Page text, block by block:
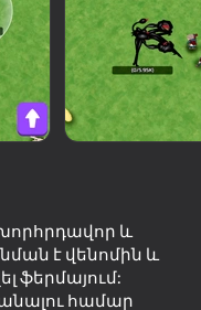
և
նման է վենոմին և
ֆերմայում:
համար